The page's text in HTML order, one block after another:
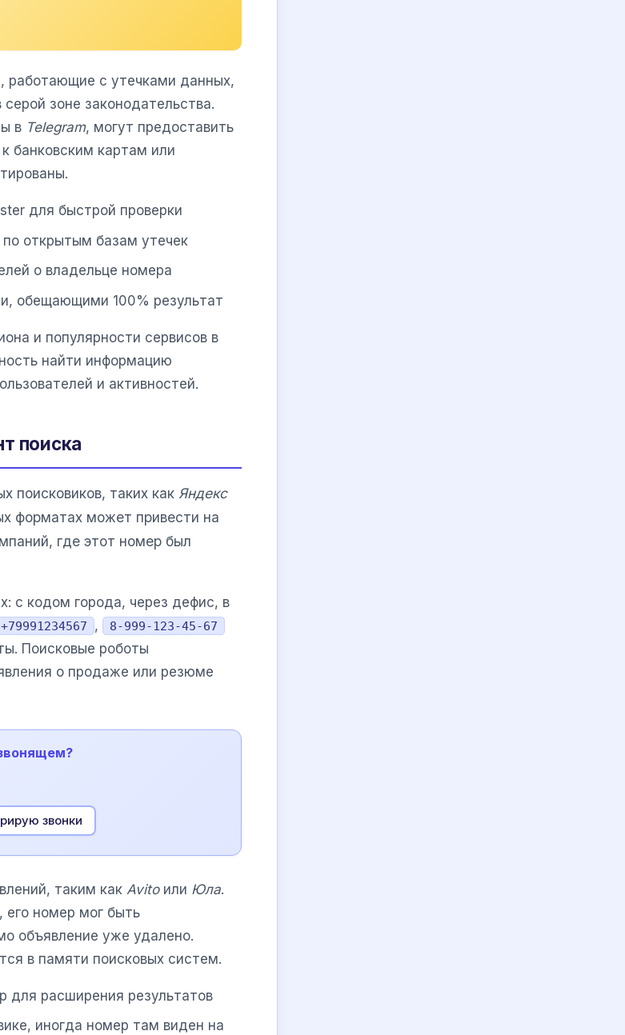
с утечками данных,
зоне законодательства.
в Telegram, могут предоставить
банковским картам или
для быстрой проверки
открытым базам утечек
о владельце номера
обещающими 100% результат
и популярности сервисов в
найти информацию
и активностей.
поиска
поисковиков, таких как Яндекс
форматах может привести на
где этот номер был
с кодом города, через дефис, в
+79991234567 , 8-999-123-45-67
Поисковые роботы
о продаже или резюме
звонки
таким как Avitoили Юла.
его номер мог быть
объявление уже удалено.
в памяти поисковых систем.
для расширения результатов
иногда номер там виден на